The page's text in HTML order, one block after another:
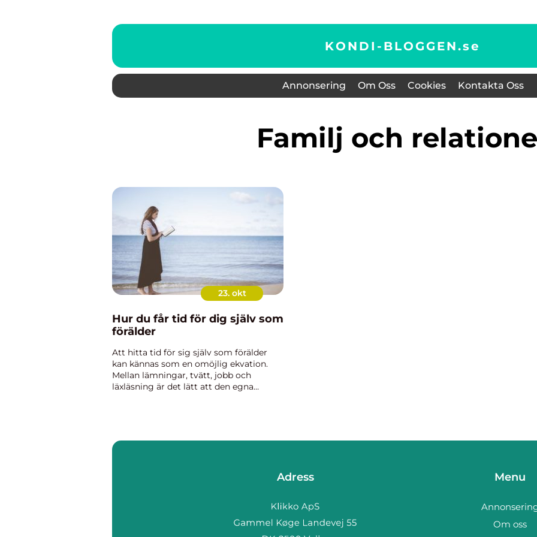
KONDI-BLOGGEN.se
Annonsering Om Oss Cookies Kontakta Oss
Familj och
23. okt
Hur du får tid för dig själv som
förälder
Att hitta tid för sig själv som förälder
kan kännas som en omöjlig ekvation.
Mellan lämningar, tvätt, jobb och
läxläsning är det lätt att den egna
Adress Menu
Om oss